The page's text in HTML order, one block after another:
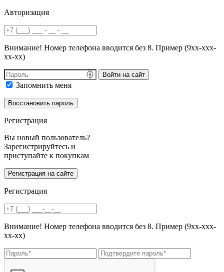
Авторизация
Внимание! Номер телефона вводится без 8. Пример (9хх-ххх-
хх-хх)
Войти на сайт
Запомнить меня
Регистрация
Вы новый пользователь?
Зарегистрируйтесь и
приступайте к покупкам
Регистрация
Внимание! Номер телефона вводится без 8. Пример (9хх-ххх-
хх-хх)